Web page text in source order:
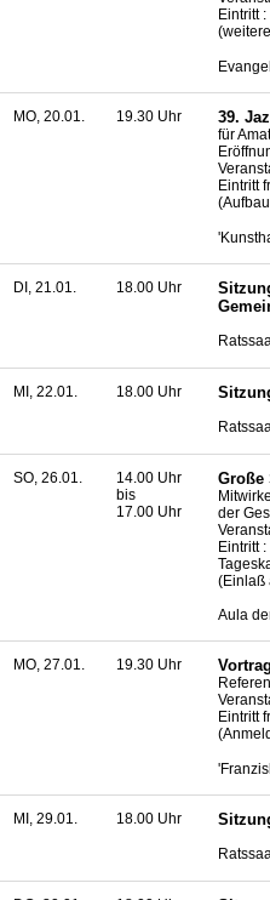
Eintritt
MO, 20.01. 19.30 Uhr 39.
für
Eintritt
DI, 21.01. 18.00 Uhr
MI, 22.01. 18.00 Uhr
SO, 26.01.
14.00 Uhr
bis
17.00 Uhr
Große
der
Eintritt
(Einlaß
Aula
MO, 27.01. 19.30 Uhr
Eintritt
MI, 29.01. 18.00 Uhr